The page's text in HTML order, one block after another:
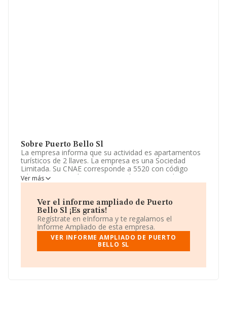
Sobre Puerto Bello Sl
La empresa informa que su actividad es apartamentos
turísticos de 2 llaves. La empresa es una Sociedad
Limitada. Su CNAE corresponde a 5520 con código
'Alojamientos turísticos y otros alojamientos de corta
estancia'. La sociedad no tiene actividad en mercados
Dentro del ranking de empresas elaborado por
INFORMA, atendiendo a los niveles de facturación de la
compañía, se destaca que: la compañía ha escalado 11
puestos en el ranking sectorial, pasando del 251 al 240.
Se encuentran mejor posicionadas las siguientes
empresas del sector:Rentalmar Salou, Sociedad
debajo se encuentran empresas como:Sitges 91
Ver más
Ver el informe ampliado de Puerto
Bello Sl ¡Es gratis!
Regístrate en eInforma y te regalamos el
Informe Ampliado de esta empresa.
VER INFORME AMPLIADO DE PUERTO
BELLO SL